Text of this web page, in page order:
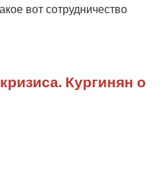
вот сотрудничество
Кургинян о